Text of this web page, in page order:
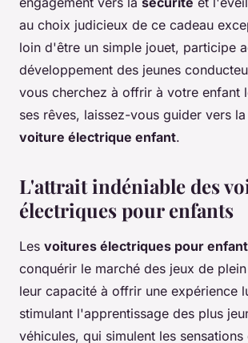
au choix judicieux de ce cadeau
loin d'être un simple jouet, participe
développement des jeunes
vous cherchez à offrir à votre enfant
ses rêves, laissez-vous guider vers la
voiture électrique enfant.
L'attrait indéniable des
électriques pour enfants
Les voitures électriques pour
conquérir le marché des jeux de
leur capacité à offrir une expérience
stimulant l'apprentissage des plus
véhicules, qui simulent les